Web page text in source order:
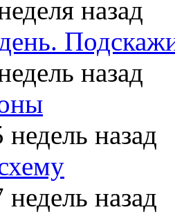
назад
назад
недель назад
недель назад